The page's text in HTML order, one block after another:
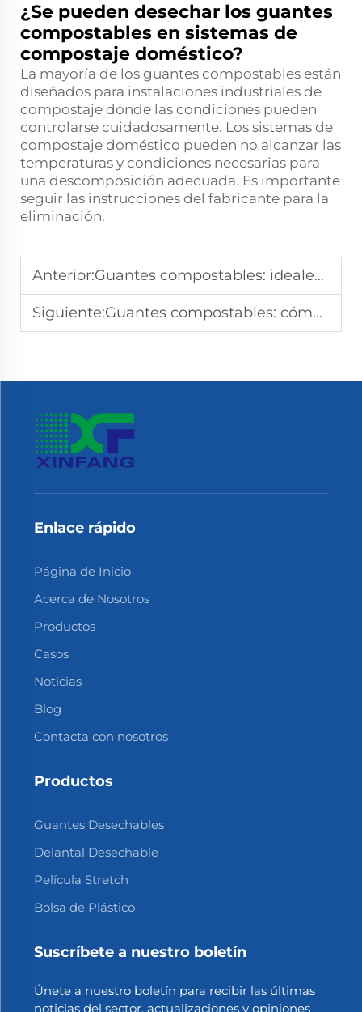
¿Se pueden desechar los guantes
compostables en sistemas de
compostaje doméstico?
La mayoría de los guantes compostables están
diseñados para instalaciones industriales de
compostaje donde las condiciones pueden
controlarse cuidadosamente. Los sistemas de
compostaje doméstico pueden no alcanzar las
temperaturas y condiciones necesarias para
una descomposición adecuada. Es importante
seguir las instrucciones del fabricante para la
eliminación.
Anterior:Guantes compostables: ideales para el servicio de alimentos y la atención sanitaria
Siguiente:Guantes compostables: cómo se descomponen de forma natural
Enlace rápido
Página de Inicio
Acerca de Nosotros
Productos
Casos
Noticias
Blog
Contacta con nosotros
Productos
Guantes Desechables
Delantal Desechable
Película Stretch
Bolsa de Plástico
Suscríbete a nuestro boletín
Únete a nuestro boletín para recibir las últimas
noticias del sector, actualizaciones y opiniones